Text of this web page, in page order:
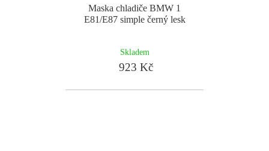
Maska chladiče BMW 1
E81/E87 simple černý lesk
Skladem
923 Kč